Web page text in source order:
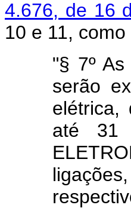
4.676, de 16
10 e 11, como
"§ 7º
serão
elétrica,
até 31